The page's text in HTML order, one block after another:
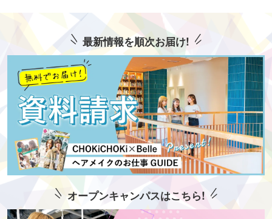
最新情報を順次お届け!
オープンキャンパスはこちら!